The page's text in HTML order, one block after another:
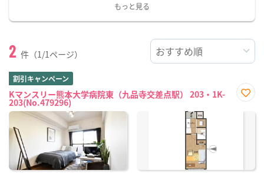
もっと見る
2 件（1/1ページ）
割引キャンペーン
Kマンスリー熊本大学病院東（九品寺交差点駅） 203・1K-
203(No.479296)
に入